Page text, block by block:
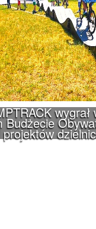
wygrał
Budżecie